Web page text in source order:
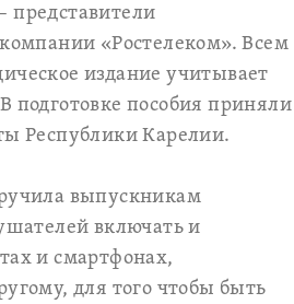
представители
«Ростелеком». Всем
издание учитывает
подготовке пособия приняли
Республики Карелии.
выпускникам
включать и
и смартфонах,
для того чтобы быть